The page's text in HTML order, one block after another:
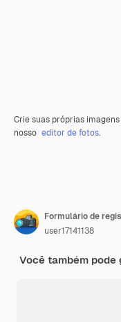
Crie suas próprias
nosso editor de fotos.
user17141138
Você também